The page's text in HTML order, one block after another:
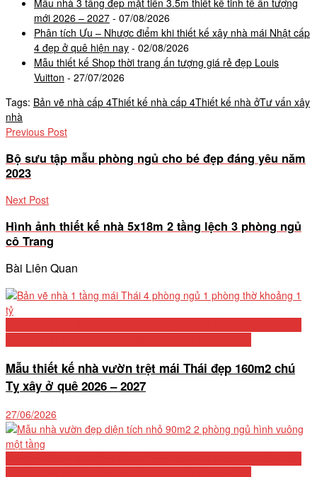
mới 2026 – 2027 - 07/08/2026
Phân tích Ưu – Nhược điểm khi thiết kế xây nhà mái Nhật cấp
4 đẹp ở quê hiện nay - 02/08/2026
Mẫu thiết kế Shop thời trang ấn tượng giá rẻ đẹp Louis
Vuitton - 27/07/2026
Tags: Bản vẽ nhà cấp 4Thiết kế nhà cấp 4Thiết kế nhà ởTư vấn xây
nhà
Previous Post
Bộ sưu tập mẫu phòng ngủ cho bé đẹp đáng yêu năm
2023
Next Post
Hình ảnh thiết kế nhà 5x18m 2 tầng lệch 3 phòng ngủ
cô Trang
Bài Liên Quan
Mẫu thiết kế nhà vườn trệt mái Thái đẹp 160m2 chú
Tỵ xây ở quê 2026 – 2027
27/06/2026